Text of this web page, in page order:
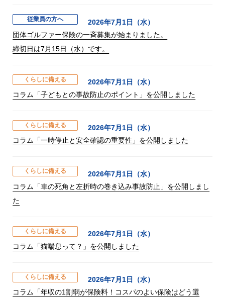
従業員の方へ
2026年7月1日（水）
団体ゴルファー保険の一斉募集が始まりました。
締切日は7月15日（水）です。
くらしに備える
2026年7月1日（水）
コラム「子どもとの事故防止のポイント」を公開しました
くらしに備える
2026年7月1日（水）
コラム「一時停止と安全確認の重要性」を公開しました
くらしに備える
2026年7月1日（水）
コラム「車の死角と左折時の巻き込み事故防止」を公開しまし
た
くらしに備える
2026年7月1日（水）
コラム「猫喘息って？」を公開しました
くらしに備える
2026年7月1日（水）
コラム「年収の1割弱が保険料！コスパのよい保険はどう選